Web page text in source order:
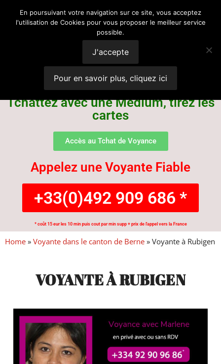
Voyance
Suisse
Tchattez avec une Médium, tirez les
cartes
Accès au Tchat de Voyance
Appelez une Voyante Fiable
+33(0)492 909 686 *
* coût 15 eur les 10 min puis cout par min supp + prix de l'appel vers la France
Home » Voyante dans le canton de Berne » Voyante à Rubigen
VOYANTE À RUBIGEN
En poursuivant votre navigation sur ce site, vous acceptez
l'utilisation de Cookies pour vous proposer le meilleur service
possible.
J'accepte
Pour en savoir plus, cliquez ici